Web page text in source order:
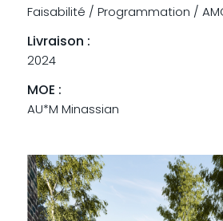
Faisabilité / Programmation /
Livraison :
2024
MOE :
AU*M Minassian